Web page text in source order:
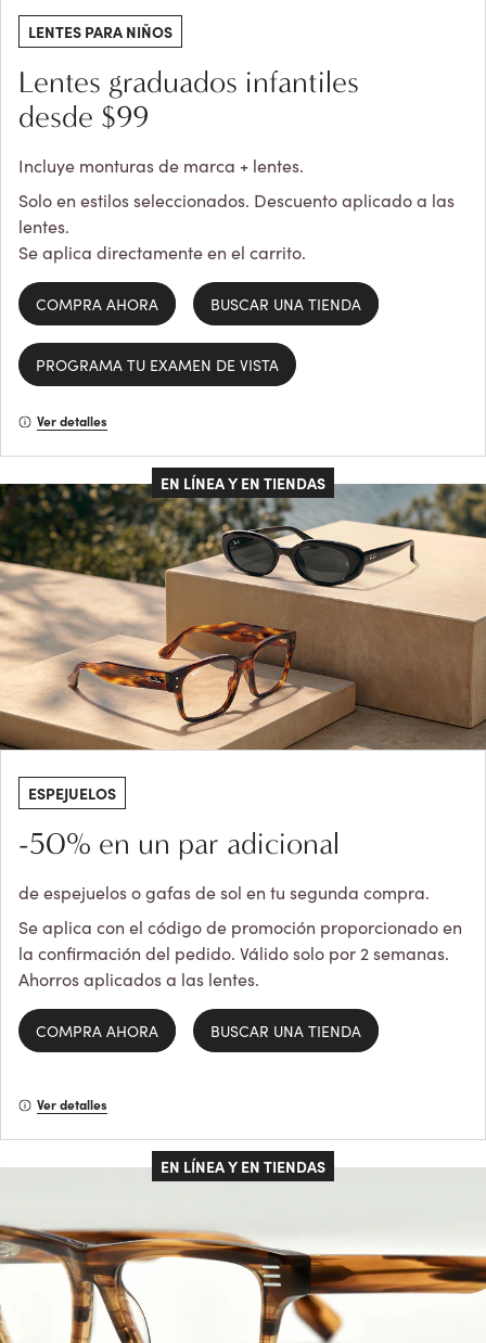
LENTES PARA NIÑOS
Lentes graduados infantiles
desde $99
Incluye monturas de marca + lentes.
Solo en estilos seleccionados. Descuento aplicado a las
lentes.
Se aplica directamente en el carrito.
COMPRA AHORA BUSCAR UNA TIENDA
PROGRAMA TU EXAMEN DE VISTA
Ver detalles
EN LÍNEA Y EN TIENDAS
ESPEJUELOS
-50% en un par adicional
de espejuelos o gafas de sol en tu segunda compra.
Se aplica con el código de promoción proporcionado en
la confirmación del pedido. Válido solo por 2 semanas.
Ahorros aplicados a las lentes.
COMPRA AHORA BUSCAR UNA TIENDA
Ver detalles
EN LÍNEA Y EN TIENDAS